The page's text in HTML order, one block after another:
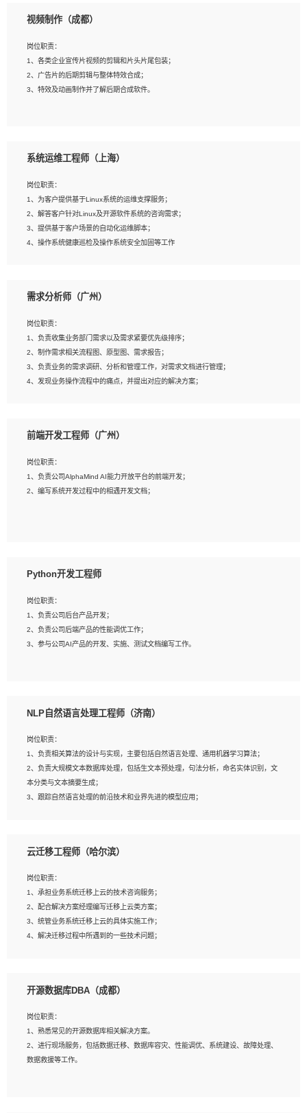
上；
3、想象力丰富, 有一定的艺术审美深度；
4、有良好的场景特效搭建功底；
5、熟悉 3Ds Max 或者 Maya；
6、有良好的沟通能力和团队合作意识；
视频制作（成都）
岗位职责：
1、各类企业宣传片视频的剪辑和片头片尾包装；
2、广告片的后期剪辑与整体特效合成；
3、特效及动画制作并了解后期合成软件。
2、熟练使用After Effect、Photo Shop、熟练掌握视频剪辑和特效包装软件；
4、在剪辑上会思考，有一定编导思维；
5、踏实， 勤奋，愿意在工作中不断学习，提高自我；
6、能与同事友好相处。
系统运维工程师（上海）
岗位职责：
1、为客户提供基于Linux系统的运维支撑服务；
2、解答客户针对Linux及开源软件系统的咨询需求；
3、提供基于客户场景的自动化运维脚本；
4、操作系统健康巡检及操作系统安全加固等工作
1、全日制本科计算机相关专业毕业，3年以上相关工作经验；
3、熟练使用脚本语言，shell/python任一种，熟练使用Ansible
4、熟悉linux常见服务、中间件的基本原理、部署以及故障处理，如：Mysql、
Apache、Nginx、Zabbix、Kafka等
5、熟悉主流虚拟化技术，如：VMware、KVM
6、具备网络方面的基础知识，熟悉常见的网络协议，如TCP/IP，转发原理，路由优
8、有良好的文档编写能力和沟通能力，有RHCE证书优先
需求分析师（广州）
岗位职责：
1、负责收集业务部门需求以及需求紧要优先级排序；
2、制作需求相关流程图、原型图、需求报告；
3、负责业务的需求调研、分析和管理工作，对需求文档进行管理；
4、发现业务操作流程中的痛点，并提出对应的解决方案；
岗位要求：
2、熟悉产品及需求规划工具，如:Axure、Xmind、MS Project等；
3、具备良好的交流协调能力，有较强的责任感、工作积极主动；
4、有较强的系统需求分析、文档编写能力、沟通能力；
前端开发工程师（广州）
岗位职责：
1、负责公司AlphaMind AI能力开放平台的前端开发；
2、编写系统开发过程中的相遇开发文档；
3、熟悉react/vue/angular任何一种前端框架，熟悉react优先；
5、善于沟通，具有团队意识；
Python开发工程师
岗位职责：
1、负责公司后台产品开发；
2、负责公司后端产品的性能调优工作；
3、参与公司AI产品的开发、实施、测试文档编写工作。
验的更佳；
3、熟悉数据库开发，熟悉Mysql、Oracle、MongoDb数据库应用开发其中一种；
4、熟悉Python Wed框架（Django/Flask...）代码能力优秀，熟悉编码规范和具备
良好的文档编写能力）；
5、沟通表达能力强，具备团队协作能力。
NLP自然语言处理工程师（济南）
岗位职责：
1、负责相关算法的设计与实现，主要包括自然语言处理、通用机器学习算法；
2、负责大规模文本数据库处理，包括生文本预处理，句法分析，命名实体识别，文
本分类与文本摘要生成；
3、跟踪自然语言处理的前沿技术和业界先进的模型应用；
岗位要求：
2、熟悉tensorflow，keras，pytorch等常规深度学习框架，快速根据客户需求实现
有效的模型；
3、熟悉掌握至少一种编程语言，如：Python，Java；
4、 熟悉NLP相关算法与实现；
5、至少有一次及以上问答系统的项目实践，熟悉问答系统全流程开发者优先；
云迁移工程师（哈尔滨）
岗位职责：
1、承担业务系统迁移上云的技术咨询服务；
2、配合解决方案经理编写迁移上云类方案；
3、统管业务系统迁移上云的具体实施工作；
4、解决迁移过程中所遇到的一些技术问题；
1、专科及以上学历，三年以上工作经验，计算机等相关专业；
3、熟悉常见操作系统、存储、网络、 IO 等相关原理；
4、具有迁移工具实操经验，具备P2V、V2V迁移能力；
5、熟练华为、VMware虚拟化、云计算及云存储技术；
6、熟悉主流数据库、应用服务器、中间件部署架构和运维方法；
开源数据库DBA（成都）
岗位职责：
1、熟悉常见的开源数据库相关解决方案。
2、进行现场服务，包括数据迁移、数据库容灾、性能调优、系统建设、故障处理、
数据救援等工作。